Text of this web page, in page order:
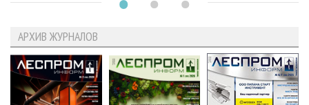
АРХИВ ЖУРНАЛОВ